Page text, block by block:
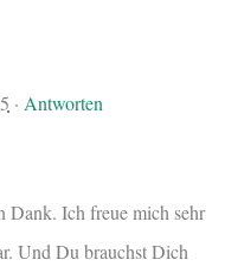
·Antworten
Dank. Ich freue mich sehr
Und Du brauchst Dich